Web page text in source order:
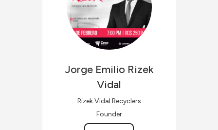
Jorge Emilio Rizek
Vidal
Rizek Vidal Recyclers
Founder